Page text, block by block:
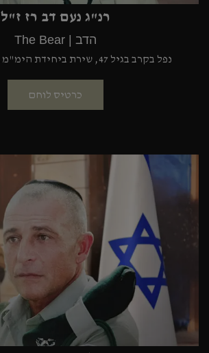
רנ"ג נעם דב רז ז"ל
הדב | The Bear
נפל בקרב בגיל 47, שירת ביחידת הימ"מ במשך 23 שנים
כרטיס לוחם